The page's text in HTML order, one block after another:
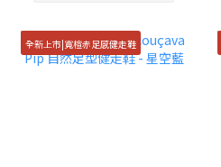
全新上市|寬楦赤足感健走鞋